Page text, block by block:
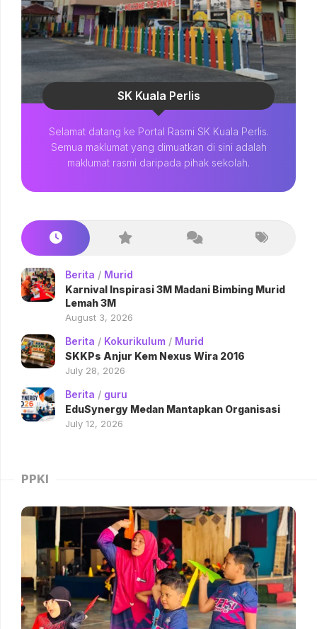
SK Kuala Perlis
Selamat datang ke Portal Rasmi SK Kuala Perlis.
Semua maklumat yang dimuatkan di sini adalah
maklumat rasmi daripada pihak sekolah.
Berita / Murid
Karnival Inspirasi 3M Madani Bimbing Murid
Lemah 3M
August 3, 2026
Berita / Kokurikulum / Murid
SKKPs Anjur Kem Nexus Wira 2016
July 28, 2026
Berita / guru
EduSynergy Medan Mantapkan Organisasi
July 12, 2026
PPKI